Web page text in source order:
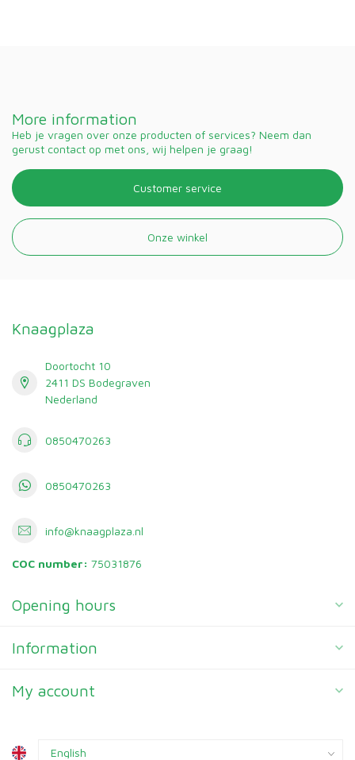
More information
Heb je vragen over onze producten of services? Neem dan
gerust contact op met ons, wij helpen je graag!
Customer service
Onze winkel
Knaagplaza
Doortocht 10
2411 DS Bodegraven
Nederland
0850470263
0850470263
info@knaagplaza.nl
COC number: 75031876
Opening hours
Information
My account